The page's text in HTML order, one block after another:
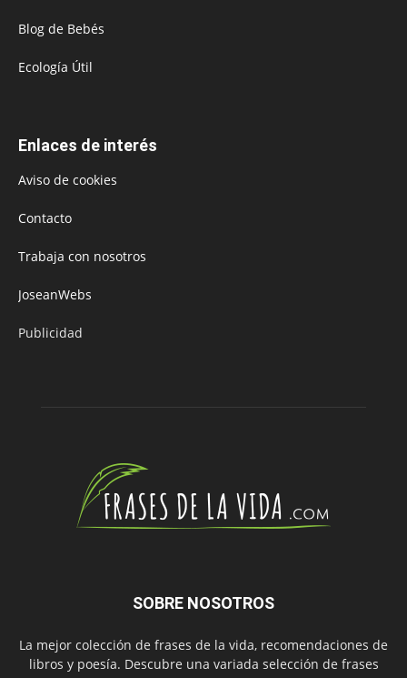
Blog de Bebés
Ecología Útil
Enlaces de interés
Aviso de cookies
Contacto
Trabaja con nosotros
JoseanWebs
Publicidad
SOBRE NOSOTROS
La mejor colección de frases de la vida, recomendaciones de
libros y poesía. Descubre una variada selección de frases